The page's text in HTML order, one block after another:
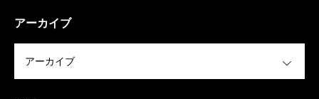
アーカイブ